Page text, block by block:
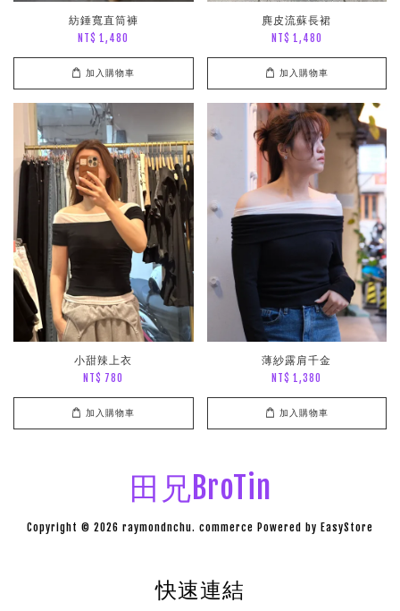
紡錘寬直筒褲
NT$ 1,480
加入購物車
麂皮流蘇長裙
NT$ 1,480
加入購物車
小甜辣上衣
NT$ 780
加入購物車
薄紗露肩千金
NT$ 1,380
加入購物車
田兄BroTin
Copyright © 2026 raymondnchu. commerce Powered by EasyStore
快速連結